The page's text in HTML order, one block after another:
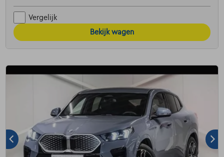
Vergelijk
Bekijk wagen